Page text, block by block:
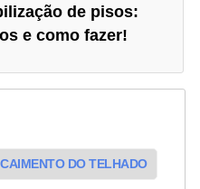
de pisos:
e como fazer!
CAIMENTO DO TELHADO